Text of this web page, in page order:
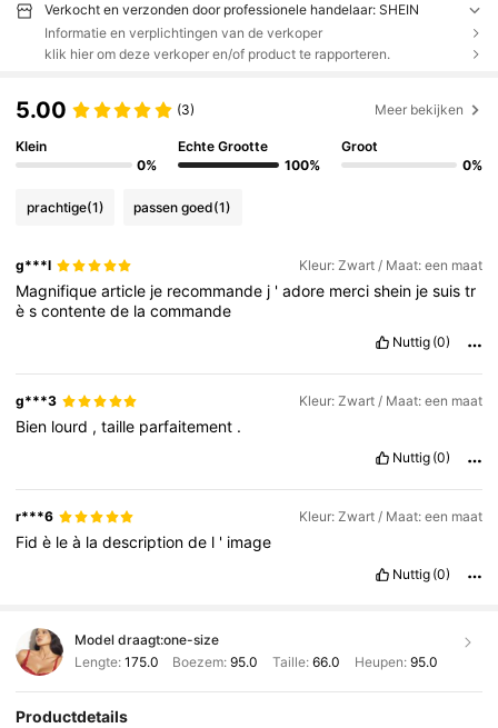
Verkocht en verzonden door professionele handelaar: SHEIN
Informatie en verplichtingen van de verkoper
klik hier om deze verkoper en/of product te rapporteren.
5.00 (3) Meer bekijken
Klein
0%
Echte Grootte
100%
Groot
0%
prachtige(1) passen goed(1)
g***l Kleur: Zwart / Maat: een maat
Magnifiquearticle je recommande j 'adore mercishein jesuistr
èscontentede lacommande
Nuttig (0)
g***3 Kleur: Zwart / Maat: een maat
Bien lourd ,taille parfaitement .
Nuttig (0)
r***6 Kleur: Zwart / Maat: een maat
Fidè leà ladescriptionde l ' image
Nuttig (0)
Model draagt:one-size
Lengte: 175.0 Boezem:95.0 Taille: 66.0 Heupen: 95.0
Productdetails